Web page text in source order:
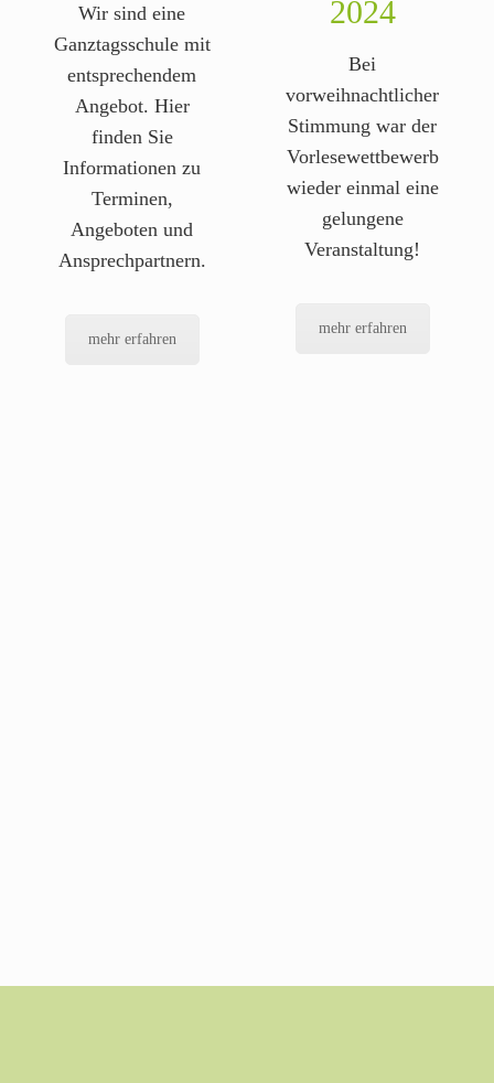
Wir sind eine
Ganztagsschule mit
entsprechendem
Angebot. Hier
finden Sie
Informationen zu
Terminen,
Angeboten und
Ansprechpartnern.
mehr erfahren
2024
Bei
vorweihnachtlicher
Stimmung war der
Vorlesewettbewerb
wieder einmal eine
gelungene
Veranstaltung!
mehr erfahren